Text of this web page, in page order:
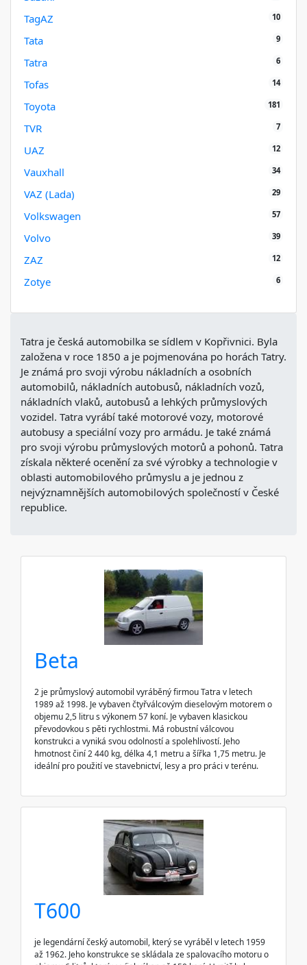
TagAZ 10
Tata 9
Tatra 6
Tofas 14
Toyota 181
TVR 7
UAZ 12
Vauxhall 34
VAZ (Lada) 29
Volkswagen 57
Volvo 39
ZAZ 12
Zotye 6
Tatra je česká automobilka se sídlem v Kopřivnici. Byla
založena v roce 1850 a je pojmenována po horách Tatry.
Je známá pro svoji výrobu nákladních a osobních
automobilů, nákladních autobusů, nákladních vozů,
nákladních vlaků, autobusů a lehkých průmyslových
vozidel. Tatra vyrábí také motorové vozy, motorové
autobusy a speciální vozy pro armádu. Je také známá
pro svoji výrobu průmyslových motorů a pohonů. Tatra
získala některé ocenění za své výrobky a technologie v
oblasti automobilového průmyslu a je jednou z
nejvýznamnějších automobilových společností v České
republice.
Beta
2 je průmyslový automobil vyráběný firmou Tatra v letech
1989 až 1998. Je vybaven čtyřválcovým dieselovým motorem o
objemu 2,5 litru s výkonem 57 koní. Je vybaven klasickou
převodovkou s pěti rychlostmi. Má robustní válcovou
konstrukci a vyniká svou odolností a spolehlivostí. Jeho
hmotnost činí 2 440 kg, délka 4,1 metru a šířka 1,75 metru. Je
ideální pro použití ve stavebnictví, lesy a pro práci v terénu.
T600
je legendární český automobil, který se vyráběl v letech 1959
až 1962. Jeho konstrukce se skládala ze spalovacího motoru o